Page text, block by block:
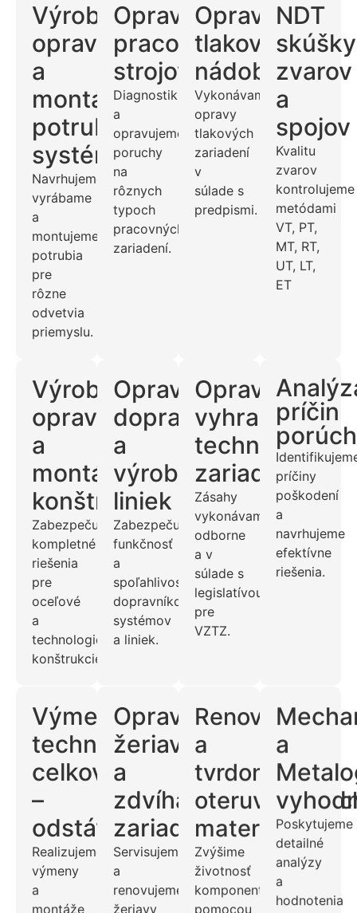
Výroba,
oprava
a
montáž
potrubných
systémov
Navrhujeme,
vyrábame
a
montujeme
potrubia
pre
rôzne
odvetvia
priemyslu.
Opravy
pracovných
strojov
Diagnostikujeme
a
opravujeme
poruchy
na
rôznych
typoch
pracovných
zariadení.
Opravy
tlakových
nádob
Vykonávame
opravy
tlakových
zariadení
v
súlade s
predpismi.
NDT
skúšky
zvarov
a
spojov
Kvalitu
zvarov
kontrolujeme
metódami
VT, PT,
MT, RT,
UT, LT,
ET
Výroba,
oprava
a
montáž
konštrukcií
Zabezpečujeme
kompletné
riešenia
pre
oceľové
a
technologické
konštrukcie.
Opravy
dopravníkov
a
výrobných
liniek
Zabezpečujeme
funkčnosť
a
spoľahlivosť
dopravníkových
systémov
a liniek.
Opravy
vyhradených
technických
zariadení
Zásahy
vykonávame
odborne
a v
súlade s
legislatívou
pre
VZTZ.
príčin
porúch
príčiny
poškodení
a
navrhujeme
efektívne
riešenia.
Výmena
technologických
celkov
–
odstávky
Realizujeme
výmeny
a
montáže
Opravy
žeriavov
a
zdvíhacích
zariadení
Servisujeme
a
renovujeme
žeriavy
Renovácie
a
tvrdonávary
materiálov
Zvýšime
životnosť
komponentov
pomocou
a
Poskytujeme
detailné
analýzy
a
hodnotenia